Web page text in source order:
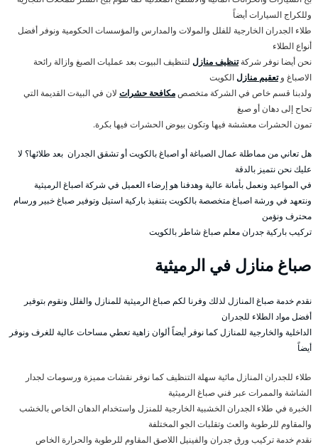
وللكراج السيارات أيضاً
طلاء الجدران الخارجية للفلل والمولات والمدارس والمؤسسات الحكومية ونوفر أفضل
أنواع الطلاء
نحن أيضا نوفر شركةتنظيف منازل لتنظيف البيوت بعد عمليات الصبغ وازالة رائحة
الاصباغ وتعقيم منازلالكويت
ولدبنا قسم خاص في الشركة متخصصمكافحة حشرات لان في البيةت القديمة التي
تحاح إلى دهان أو صبغ
تمون الحشرات معششة فيها وتكون بيوض الحشرات فيها بكرة.
هل تعاني من مماطلة عمال الصباغة أو اصباغ بالكويت أو تشقق الجدران بعد طلائها؟ لا
عليك نحن نتميز بالدقة
في المواعيد ونعمل بأمانة عالية وهدفنا هو إرضاء العميل في شركة اصباغ الرميثية
ونتعهد في ورشة اصباغ متخصصة بالكويت بتنفيذ باركية استيل وتوفير صباغ خبير ورسام
محترف ونؤمن
تركيب باركية جدران معلم صباغ شاطر بالكويت
صباغ منازل في الرميثية
نقدم خدمة صباغ المنازل لذلك وفرنا لكم صباغ الرميثية للمنازل والفلل ونقوم بتوفير
أفضل مواد الطلاء للجدران
الداخلية والخارجية للمنازل كما نوفر أيضاً ألوان زاهية تعطي مساحات عالية للغرف ونوفر
أيضاً
طلاء للجدران المنازل مائية سهلة التنظيف كما نوفر نقشات مميزة ورسومات لجدار
الشاشة والممرات عبر فني صباغ الرميثية
الخبرة في طلاء الجدران الخشبية الخارجية للمنزل واستخدام الدهان الخاص بالخشب
والمقاوم للرطوبة والعث وتقلبات الجو المختلفة
نقدم خدمة تركيب ورق جدران والفينيل اللاصق المقاوم للرطوبة والحرارة الخاص